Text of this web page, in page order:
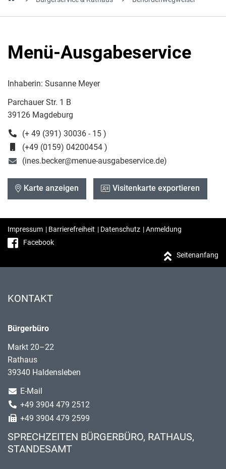
Menü-Ausgabeservice
Inhaberin: Susanne Meyer
Parchauer Str. 1 B
39126 Magdeburg
(+ 49 (391) 30036 - 15 )
(+49 (0159) 04200454 )
(ines.becker@menue-ausgabeservice.de)
Karte anzeigen Visitenkarte exportieren
Impressum | Barrierefreiheit | Datenschutz |Anmeldung
Facebook
Seitenanfang
KONTAKT
Bürgerbüro
Markt 20–22
Rathaus
39340 Haldensleben
E-Mail
+49 3904 479 2512
+49 3904 479 2599
SPRECHZEITEN BÜRGERBÜRO, RATHAUS,
STANDESAMT